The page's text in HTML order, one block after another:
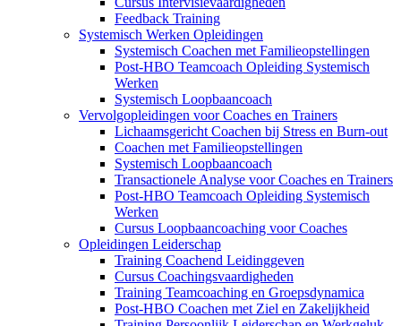
Feedback Training
Systemisch Werken Opleidingen
Systemisch Coachen met Familieopstellingen
Post-HBO Teamcoach Opleiding Systemisch
Werken
Systemisch Loopbaancoach
Vervolgopleidingen voor Coaches en Trainers
Lichaamsgericht Coachen bij Stress en Burn-out
Coachen met Familieopstellingen
Systemisch Loopbaancoach
Transactionele Analyse voor Coaches en Trainers
Post-HBO Teamcoach Opleiding Systemisch
Werken
Cursus Loopbaancoaching voor Coaches
Opleidingen Leiderschap
Training Coachend Leidinggeven
Cursus Coachingsvaardigheden
Training Teamcoaching en Groepsdynamica
Post-HBO Coachen met Ziel en Zakelijkheid